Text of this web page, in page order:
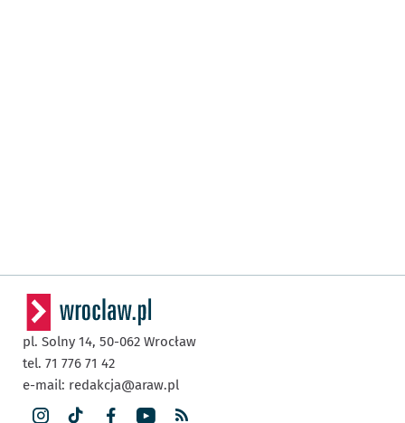
pl. Solny 14, 50-062 Wrocław
tel. 71 776 71 42
e-mail: redakcja@araw.pl